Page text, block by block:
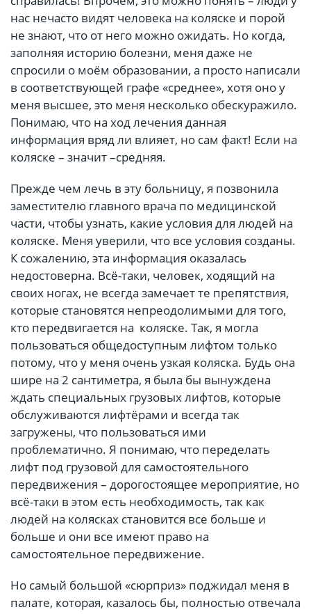
нас нечасто видят человека на коляске и порой
не знают, что от него можно ожидать. Но когда,
заполняя историю болезни, меня даже не
спросили о моём образовании, а просто написали
в соответствующей графе «среднее», хотя оно у
меня высшее, это меня несколько обескуражило.
Понимаю, что на ход лечения данная
информация вряд ли влияет, но сам факт! Если на
коляске – значит –средняя.
Прежде чем лечь в эту больницу, я позвонила
заместителю главного врача по медицинской
части, чтобы узнать, какие условия для людей на
коляске. Меня уверили, что все условия созданы.
К сожалению, эта информация оказалась
недостоверна. Всё-таки, человек, ходящий на
своих ногах, не всегда замечает те препятствия,
которые становятся непреодолимыми для того,
кто передвигается на коляске. Так, я могла
пользоваться общедоступным лифтом только
потому, что у меня очень узкая коляска. Будь она
шире на 2 сантиметра, я была бы вынуждена
ждать специальных грузовых лифтов, которые
обслуживаются лифтёрами и всегда так
загружены, что пользоваться ими
проблематично. Я понимаю, что переделать
лифт под грузовой для самостоятельного
передвижения – дорогостоящее мероприятие, но
всё-таки в этом есть необходимость, так как
людей на колясках становится все больше и
больше и они все имеют право на
самостоятельное передвижение.
Но самый большой «сюрприз» поджидал меня в
палате, которая, казалось бы, полностью отвечала